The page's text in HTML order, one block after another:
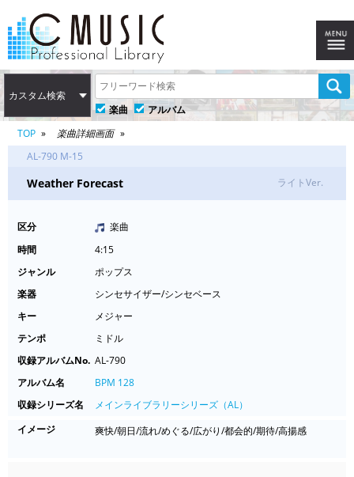
カスタム検索
楽曲
アルバム
TOP
楽曲詳細画面
AL-790 M-15
Weather Forecast ライトVer.
区分
楽曲
時間
4:15
ジャンル
ポップス
楽器
シンセサイザー/シンセベース
キー
メジャー
テンポ
ミドル
収録アルバムNo. AL-790
アルバム名
BPM 128
収録シリーズ名
メインライブラリーシリーズ（AL）
イメージ
爽快/朝日/流れ/めぐる/広がり/都会的/期待/高揚感